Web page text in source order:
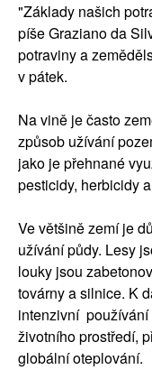
"Základy našich
píše Graziano da
potraviny a
v pátek.
Na vině je často
způsob užívání
jako je přehnané
pesticidy, herbicidy
Ve většině zemí je
užívání půdy. Lesy
louky jsou
továrny a silnice. K
intenzivní
životního prostředí,
globální oteplování.